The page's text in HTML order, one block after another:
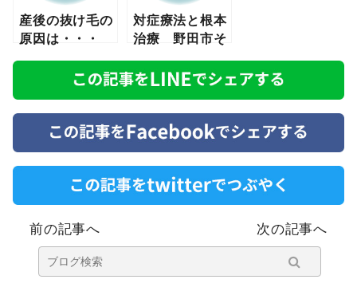
産後の抜け毛の
原因は・・・
対症療法と根本
治療 野田市そ
よかぜ接骨院
前の記事へ 次の記事へ